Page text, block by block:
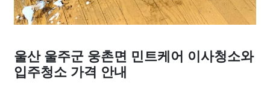
울산 울주군 웅촌면 민트케어 이사청소와
입주청소 가격 안내